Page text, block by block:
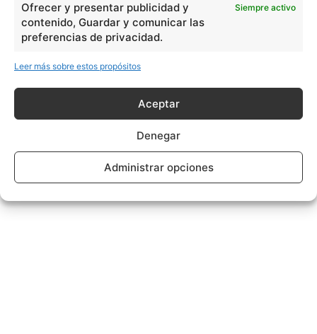
Ofrecer y presentar publicidad y
contenido, Guardar y comunicar las
preferencias de privacidad.
Siempre activo
Leer más sobre estos propósitos
Aceptar
Denegar
Administrar opciones